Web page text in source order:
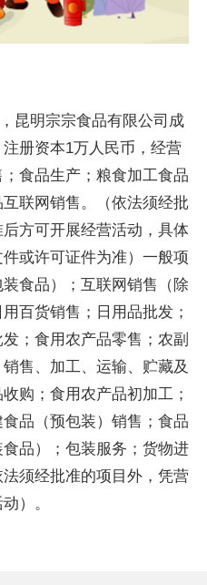
昆明宗宗食品有限公司成
册资本1万人民币，经营
食品生产；粮食加工食品
联网销售。（依法须经批
方可开展经营活动，具体
或许可证件为准）一般项
食品）；互联网销售（除
百货销售；日用品批发；
；食用农产品零售；农副
售、加工、运输、贮藏及
购；食用农产品初加工；
品（预包装）销售；食品
品）；包装服务；货物进
须经批准的项目外，凭营
）。